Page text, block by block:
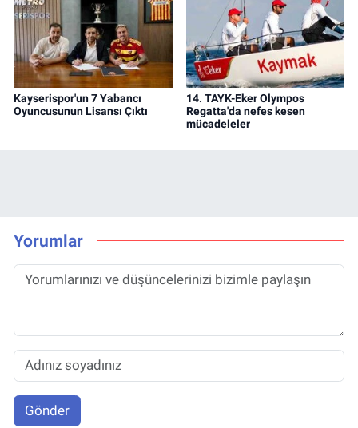
Kayserispor'un 7 Yabancı
Oyuncusunun Lisansı Çıktı
14. TAYK-Eker Olympos
Regatta'da nefes kesen
mücadeleler
Yorumlar
Gönder